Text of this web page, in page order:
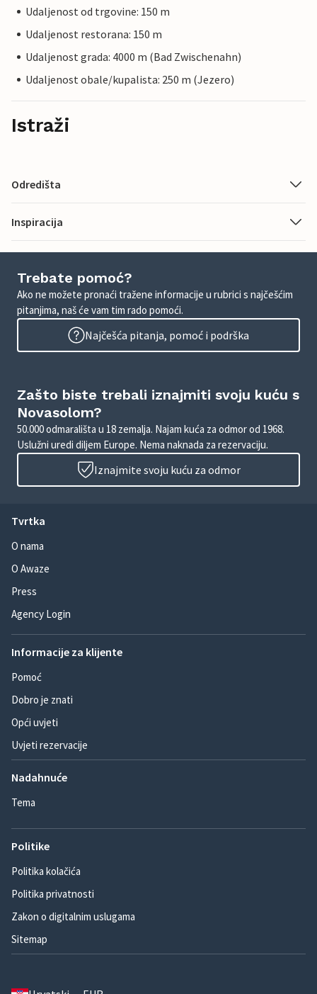
Udaljenost od trgovine: 150 m
Udaljenost restorana: 150 m
Udaljenost grada: 4000 m (Bad Zwischenahn)
Udaljenost obale/kupalista: 250 m (Jezero)
Istraži
Odredišta
Inspiracija
Trebate pomoć?
Ako ne možete pronaći tražene informacije u rubrici s najčešćim
pitanjima, naš će vam tim rado pomoći.
Najčešća pitanja, pomoć i podrška
Zašto biste trebali iznajmiti svoju kuću s
Novasolom?
50.000 odmarališta u 18 zemalja. Najam kuća za odmor od 1968.
Uslužni uredi diljem Europe. Nema naknada za rezervaciju.
Iznajmite svoju kuću za odmor
Tvrtka
O nama
O Awaze
Press
Agency Login
Informacije za klijente
Pomoć
Dobro je znati
Opći uvjeti
Uvjeti rezervacije
Nadahnuće
Tema
Politike
Politika kolačića
Politika privatnosti
Zakon o digitalnim uslugama
Sitemap